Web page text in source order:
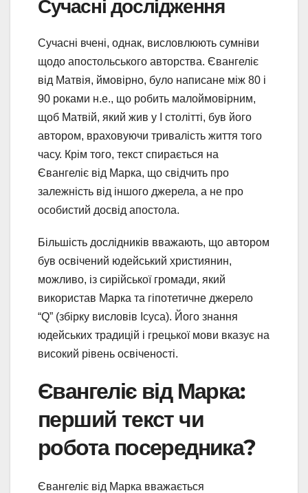
Сучасні дослідження
Сучасні вчені, однак, висловлюють сумніви
щодо апостольського авторства. Євангеліє
від Матвія, ймовірно, було написане між 80 і
90 роками н.е., що робить малоймовірним,
щоб Матвій, який жив у І столітті, був його
автором, враховуючи тривалість життя того
часу. Крім того, текст спирається на
Євангеліє від Марка, що свідчить про
залежність від іншого джерела, а не про
особистий досвід апостола.
Більшість дослідників вважають, що автором
був освічений юдейський християнин,
можливо, із сирійської громади, який
використав Марка та гіпотетичне джерело
“Q” (збірку висловів Ісуса). Його знання
юдейських традицій і грецької мови вказує на
високий рівень освіченості.
Євангеліє від Марка:
перший текст чи
робота посередника?
Євангеліє від Марка вважається